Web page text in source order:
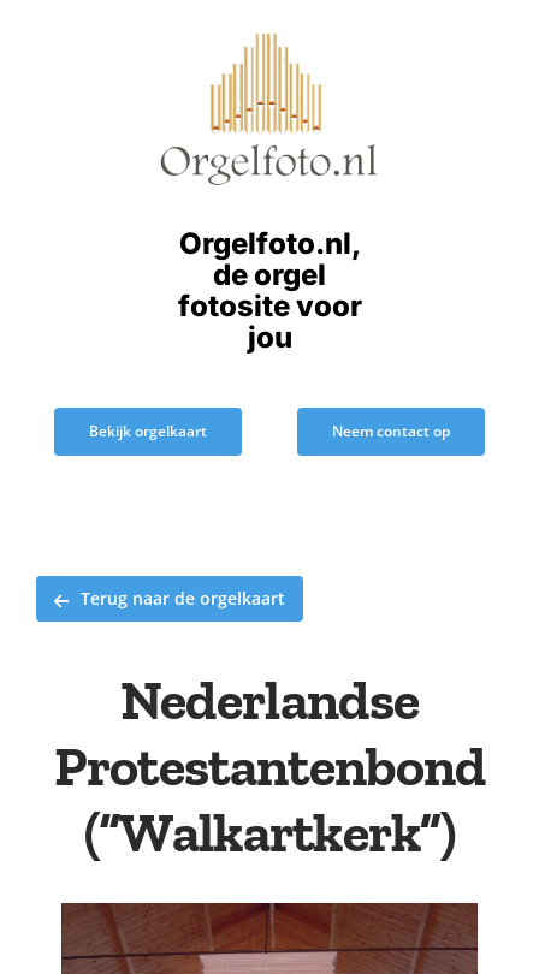
Orgelfoto.nl,
de orgel
fotosite voor
jou
Bekijk orgelkaart Neem contact op
Terug naar de orgelkaart
Nederlandse
Protestantenbond
(“Walkartkerk”)